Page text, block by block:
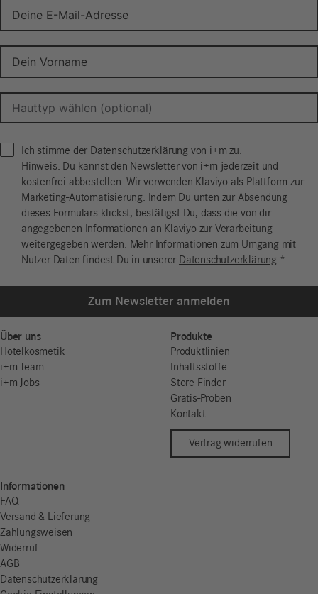
Ich stimme der Datenschutzerklärung von i+m zu.
Hinweis: Du kannst den Newsletter von i+m jederzeit und
kostenfrei abbestellen. Wir verwenden Klaviyo als Plattform zur
Marketing-Automatisierung. Indem Du unten zur Absendung
dieses Formulars klickst, bestätigst Du, dass die von dir
angegebenen Informationen an Klaviyo zur Verarbeitung
weitergegeben werden. Mehr Informationen zum Umgang mit
Nutzer-Daten findest Du in unserer Datenschutzerklärung*
Zum Newsletter anmelden
Über uns
Hotelkosmetik
i+m Team
i+m Jobs
Produkte
Produktlinien
Inhaltsstoffe
Store-Finder
Gratis-Proben
Kontakt
Vertrag widerrufen
Informationen
FAQ
Versand & Lieferung
Zahlungsweisen
Widerruf
AGB
Datenschutzerklärung